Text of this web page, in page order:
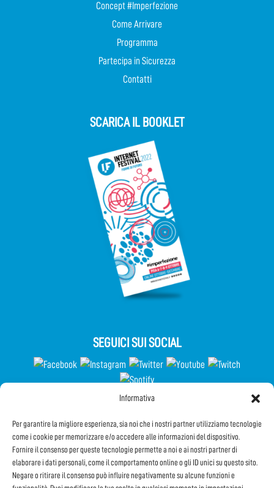
Informativa
Per garantire la migliore esperienza, sia noi che i nostri partner utilizziamo tecnologie
come i cookie per memorizzare e/o accedere alle informazioni del dispositivo.
Fornire il consenso per queste tecnologie permette a noi e ai nostri partner di
elaborare i dati personali, come il comportamento online o gli ID unici su questo sito.
Negare o ritirare il consenso può influire negativamente su alcune funzioni e
Concept #Imperfezione
Come Arrivare
Programma
Partecipa in Sicurezza
Contatti
SCARICA IL BOOKLET
SEGUICI SUI SOCIAL
Iscriviti alla Newsletter